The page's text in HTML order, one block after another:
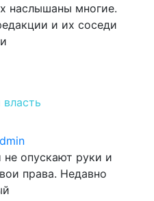
наслышаны многие.
и их соседи
опускают руки и
права. Недавно